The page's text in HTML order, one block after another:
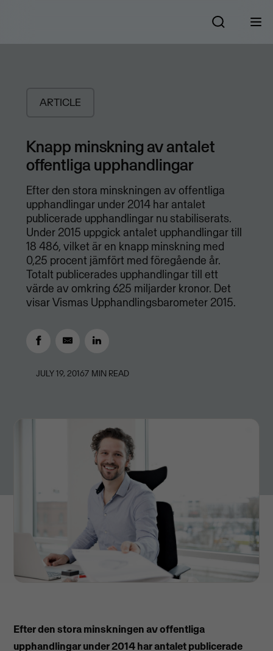
ARTICLE
Knapp minskning av antalet
offentliga upphandlingar
Efter den stora minskningen av offentliga
upphandlingar under 2014 har antalet
publicerade upphandlingar nu stabiliserats.
Under 2015 uppgick antalet upphandlingar till
18 486, vilket är en knapp minskning med
0,25 procent jämfört med föregående år.
Totalt publicerades upphandlingar till ett
värde av omkring 625 miljarder kronor. Det
visar Vismas Upphandlingsbarometer 2015.
JULY 19, 20167 MIN READ
Efter den stora minskningen av offentliga
upphandlingar under 2014 har antalet publicerade